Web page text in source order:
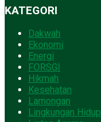
KATEGORI
Dakwah
Ekonomi
Energi
FORSGI
Hikmah
Kesehatan
Lamongan
Lingkungan Hidup